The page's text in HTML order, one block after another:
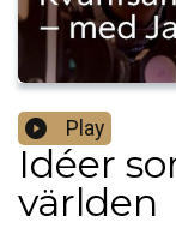
Play
Idéer
världen